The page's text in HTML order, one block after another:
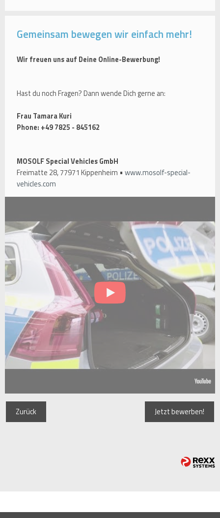
Gemeinsam bewegen wir einfach mehr!
Wir freuen uns auf Deine Online-Bewerbung!
Hast du noch Fragen? Dann wende Dich gerne an:
Frau Tamara Kuri
Phone: +49 7825 - 845162
MOSOLF Special Vehicles GmbH
Freimatte 28, 77971 Kippenheim • www.mosolf-special-
vehicles.com
Zurück Jetzt bewerben!